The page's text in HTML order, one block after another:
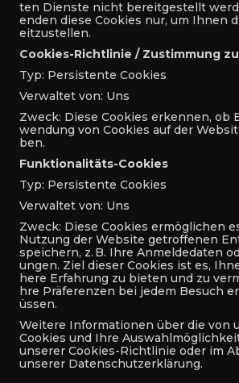
ten Dienste nicht bereitgestellt
enden diese Cookies nur, um Ihnen
eitzustellen.
Cookies-Richtlinie / Zustimmung
Typ: Persistente Cookies
Verwaltet von: Uns
Zweck: Diese Cookies erkennen, ob
wendung von Cookies auf der
ben.
Funktionalitäts-Cookies
Typ: Persistente Cookies
Verwaltet von: Uns
Zweck: Diese Cookies ermöglichen
Nutzung der Website getroffenen
speichern, z. B. Ihre Anmeldedaten
ungen. Ziel dieser Cookies ist es,
here Erfahrung zu bieten und zu
hre Präferenzen bei jedem Besuch
üssen.
Weitere Informationen über die von
Cookies und Ihre
unserer Cookies-Richtlinie oder im
unserer Datenschutzerklärung.